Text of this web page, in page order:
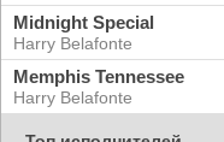
Midnight Special
Harry Belafonte
Memphis Tennessee
Harry Belafonte